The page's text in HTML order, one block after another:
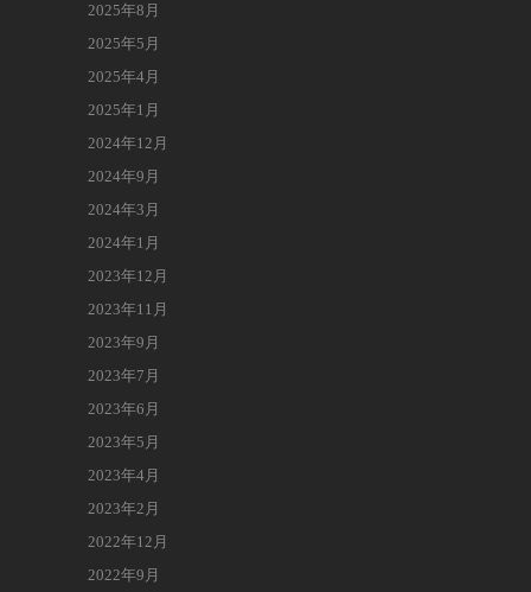
2025年8月
2025年5月
2025年4月
2025年1月
2024年12月
2024年9月
2024年3月
2024年1月
2023年12月
2023年11月
2023年9月
2023年7月
2023年6月
2023年5月
2023年4月
2023年2月
2022年12月
2022年9月